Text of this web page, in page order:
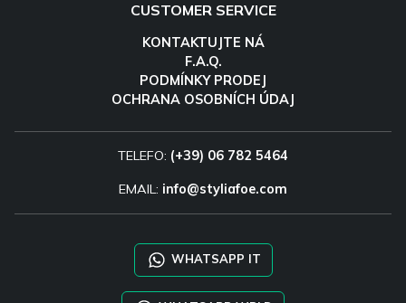
CUSTOMER SERVICE
KONTAKTUJTE NÁ
F.A.Q.
PODMÍNKY PRODEJ
OCHRANA OSOBNÍCH ÚDAJ
TELEFO: (+39) 06 782 5464
EMAIL: info@styliafoe.com
WHATSAPP IT